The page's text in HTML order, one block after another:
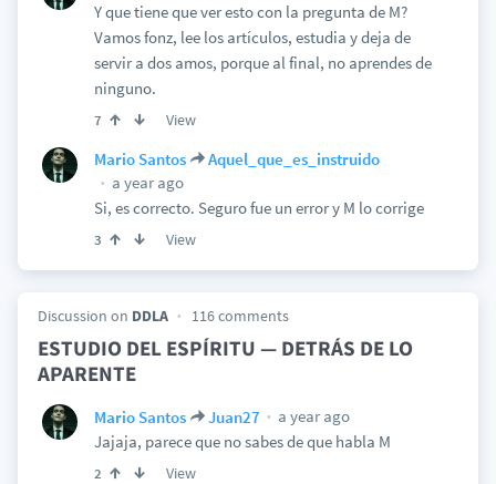
Y que tiene que ver esto con la pregunta de M?
Vamos fonz, lee los artículos, estudia y deja de
servir a dos amos, porque al final, no aprendes de
ninguno.
7 View
Mario Santos
Aquel_que_es_instruido
a year ago
Si, es correcto. Seguro fue un error y M lo corrige
3 View
Discussion on DDLA 116 comments
ESTUDIO DEL ESPÍRITU — DETRÁS DE LO
APARENTE
Mario Santos Juan27
a year ago
Jajaja, parece que no sabes de que habla M
2 View